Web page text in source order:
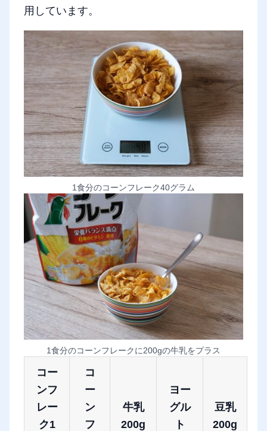
用しています。
1食分のコーンフレーク40グラム
1食分のコーンフレークに200gの牛乳をプラス
コー
ンフ
レー
ク1
コ
ー
ン
フ
牛乳
200g
ヨー
グル
ト
豆乳
200g